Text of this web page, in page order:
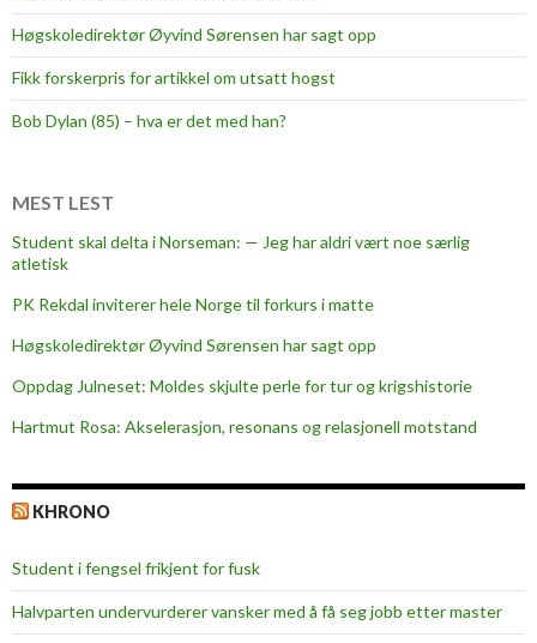
g
f
o
r
h
n
l
i
g
a
d
ø
n
e
Høgskoledirektør Øyvind Sørensen har sagt opp
Fikk forskerpris for artikkel om utsatt hogst
Bob Dylan (85) – hva er det med han?
MEST LEST
Student skal delta i Norseman: — Jeg har aldri vært noe særlig
atletisk
PK Rekdal inviterer hele Norge til forkurs i matte
Høgskoledirektør Øyvind Sørensen har sagt opp
Oppdag Julneset: Moldes skjulte perle for tur og krigshistorie
Hartmut Rosa: Akselerasjon, resonans og relasjonell motstand
KHRONO
Student i fengsel frikjent for fusk
Halvparten undervurderer vansker med å få seg jobb etter master